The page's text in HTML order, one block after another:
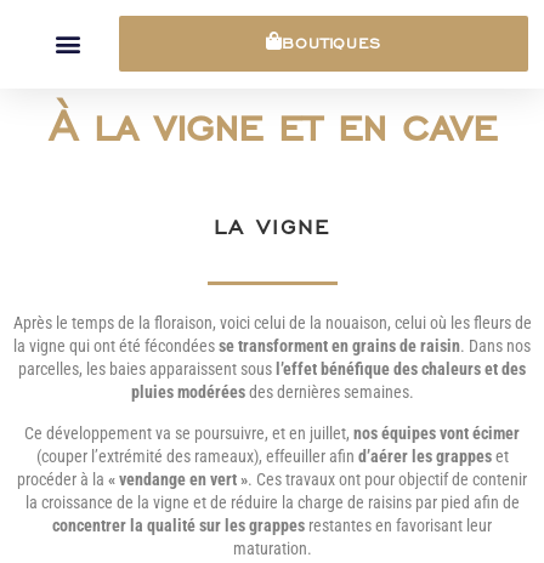
BOUTIQUES
À la vigne et en cave
LA VIGNE
Après le temps de la floraison, voici celui de la nouaison, celui où les fleurs de
la vigne qui ont été fécondéesse transforment en grains de raisin. Dans nos
parcelles, les baies apparaissent sous l’effet bénéfique des chaleurs et des
pluies modéréesdes dernières semaines.
Ce développement va se poursuivre, et en juillet, nos équipes vont écimer
(couper l’extrémité des rameaux), effeuiller afin d’aérer les grappeset
procéder à la « vendange en vert ». Ces travaux ont pour objectif de contenir
la croissance de la vigne et de réduire la charge de raisins par pied afin de
concentrer la qualité sur les grappes restantes en favorisant leur
maturation.
Panneau de gestion des cookies